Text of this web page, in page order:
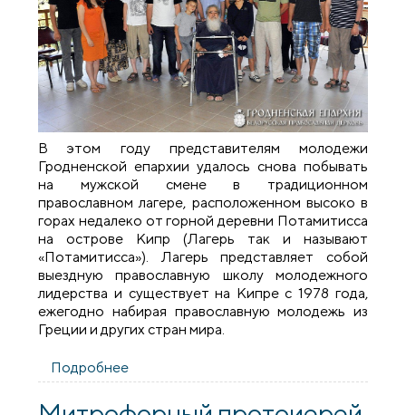
В этом году представителям молодежи
Гродненской епархии удалось снова побывать
на мужской смене в традиционном
православном лагере, расположенном высоко в
горах недалеко от горной деревни Потамитисса
на острове Кипр (Лагерь так и называют
«Потамитисса»). Лагерь представляет собой
выездную православную школу молодежного
лидерства и существует на Кипре с 1978 года,
ежегодно набирая православную молодежь из
Греции и других стран мира.
Подробнее